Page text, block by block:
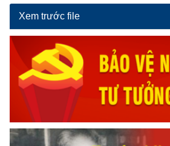
Xem trước file